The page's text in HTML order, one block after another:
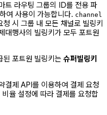
트 라우팅 그룹의 ID를 전용 파
여 사용이 가능합니다. channel
시 그룹 내 모든 채널로 빌링키
대행사의 빌링키가 모두 포트원
된 포트원 빌링키는 슈퍼빌링키
결제 API를 이용하여 결제 요청
율 설정에 따라 결제를 요청합